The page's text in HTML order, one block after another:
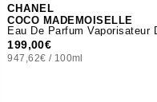
CHANEL
COCO MADEMOISELLE
199,00€
947,62€ / 100ml